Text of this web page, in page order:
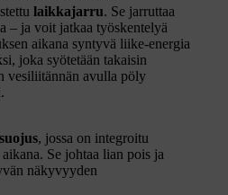
laikkajarru. Se jarruttaa
– ja voit jatkaa työskentelyä
aikana syntyvä liike-energia
joka syötetään takaisin
vesiliitännän avulla pöly
, jossa on integroitu
Se johtaa lian pois ja
näkyvyyden